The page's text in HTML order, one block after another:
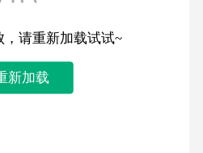
，请重新加载试试~
新加载